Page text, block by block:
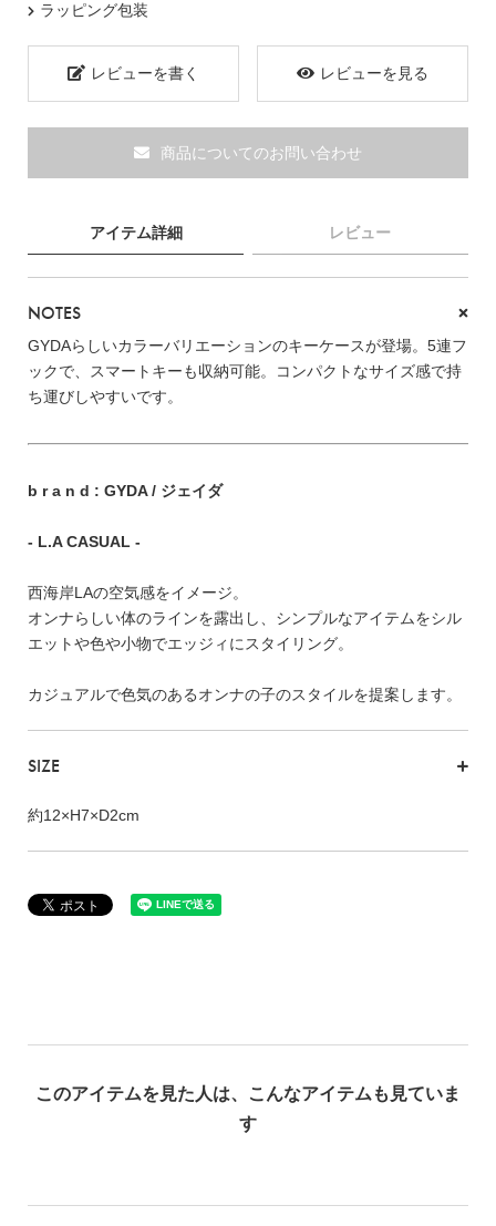
TOPICS
FEATURE
会社特典
ご利用ガイド
会社概要
特定商取引法に基づく表記
プライバシーポリシー
ラッピング包装
レビューを書く レビューを見る
商品についてのお問い合わせ
アイテム詳細 レビュー
NOTES
GYDAらしいカラーバリエーションのキーケースが登場。5連フ
ックで、スマートキーも収納可能。コンパクトなサイズ感で持
ち運びしやすいです。
b r a n d : GYDA / ジェイダ
- L.A CASUAL -
西海岸LAの空気感をイメージ。
オンナらしい体のラインを露出し、シンプルなアイテムをシル
エットや色や小物でエッジィにスタイリング。
カジュアルで色気のあるオンナの子のスタイルを提案します。
SIZE
約12×H7×D2cm